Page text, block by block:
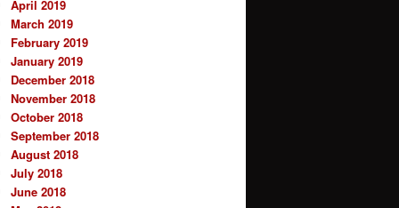
April 2019
March 2019
February 2019
January 2019
December 2018
November 2018
October 2018
September 2018
August 2018
July 2018
June 2018